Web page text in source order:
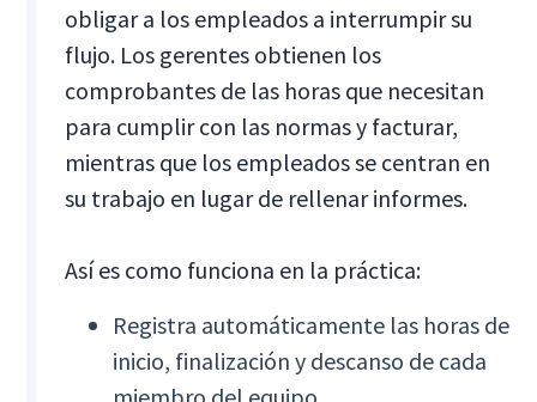
obligar a los empleados a interrumpir su
flujo. Los gerentes obtienen los
comprobantes de las horas que necesitan
para cumplir con las normas y facturar,
mientras que los empleados se centran en
su trabajo en lugar de rellenar informes.
Así es como funciona en la práctica:
Registra automáticamente las horas de
inicio, finalización y descanso de cada